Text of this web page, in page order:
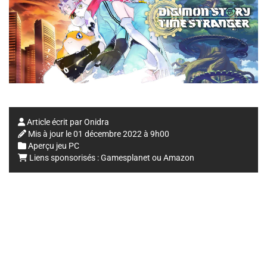
Article écrit parOnidra
Mis à jour le01 décembre 2022 à 9h00
Aperçu jeu PC
Liens sponsorisés :Gamesplanet ou Amazon